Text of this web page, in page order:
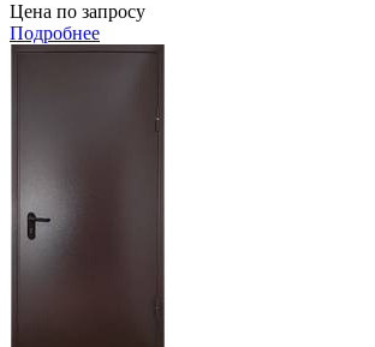
Цена по запросу
Подробнее